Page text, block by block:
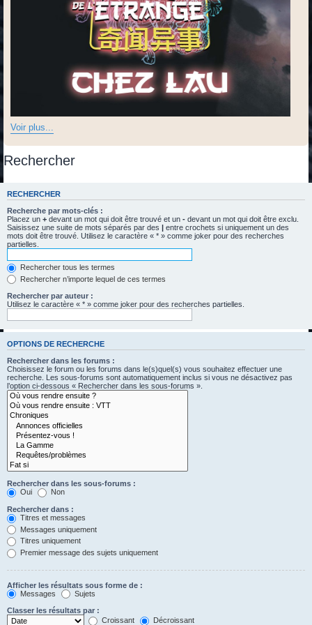
Voir plus...
Rechercher
RECHERCHER
Recherche par mots-clés :
Placez un + devant un mot qui doit être trouvé et un - devant un mot qui doit être exclu.
Saisissez une suite de mots séparés par des
entre crochets si uniquement un des
mots doit être trouvé. Utilisez le caractère « * » comme joker pour des recherches
partielles.
Rechercher tous les termes
Rechercher n’importe lequel de ces termes
Rechercher par auteur :
Utilisez le caractère « * » comme joker pour des recherches partielles.
OPTIONS DE RECHERCHE
Rechercher dans les forums :
Choisissez le forum ou les forums dans le(s)quel(s) vous souhaitez effectuer une
recherche. Les sous-forums sont automatiquement inclus si vous ne désactivez pas
l’option ci-dessous « Rechercher dans les sous-forums ».
Rechercher dans les sous-forums :
Oui
Non
Rechercher dans :
Titres et messages
Messages uniquement
Titres uniquement
Premier message des sujets uniquement
Afficher les résultats sous forme de :
Messages
Sujets
Classer les résultats par :
Croissant
Décroissant